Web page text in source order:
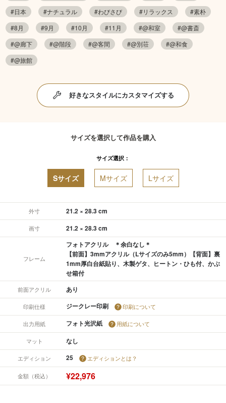
#日本
#ナチュラル #わびさび #リラックス
#素朴
#8月
#9月 #10月 #11月 #@和室
#@書斎
#@廊下
#@階段 #@客間 #@別荘
#@和食
#@旅館
好きなスタイルにカスタマイズする
サイズを選択して作品を購入
サイズ選択：
Sサイズ Mサイズ Lサイズ
外寸 21.2 × 28.3 cm
画寸 21.2 × 28.3 cm
フレーム
フォトアクリル ＊余白なし＊
【前面】3mmアクリル（Lサイズのみ5mm）【背面】裏
1mm厚白台紙貼り、木製ゲタ、ヒートン・ひも付、かぶ
せ箱付
前面アクリル あり
印刷仕様 ジークレー印刷 印刷について
出力用紙 フォト光沢紙 用紙について
マット なし
エディション 25 エディションとは？
金額（税込） ¥22,976